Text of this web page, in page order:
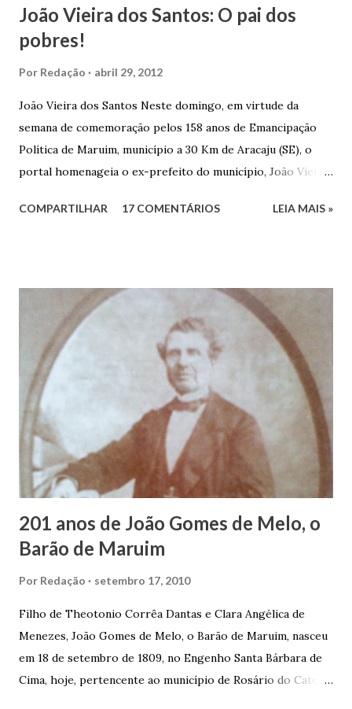
João Vieira dos Santos: O pai dos
pobres!
Por Redação abril 29, 2012
João Vieira dos Santos Neste domingo, em virtude da
semana de comemoração pelos 158 anos de Emancipação
Política de Maruim, município a 30 Km de Aracaju (SE), o
portal homenageia o ex-prefeito do município, João Vieira
Vieira dos Santos e Arlinda Barroso dos Santos, nasceu em
infância pobre, João Vieira não pôde se dedicar aos
estudos, e então passou a colocar o trabalho em primeiro
plano para auxiliar na renda familiar. No comércio foi
garçon, dono de bar, de armarinho e depois de uma
panificação. “Ao contrário de muitos, que renegam suas
raízes e procuram obscurecer seu passado, orgulhava-se
em defender o pão como garçon, tendo incontáveis vezes
que trabalhar copiosamente fora de seu horário normal em
trocas de gorjetas que c...
COMPARTILHAR 17 COMENTÁRIOS LEIA MAIS »
201 anos de João Gomes de Melo, o
Barão de Maruim
Por Redação setembro 17, 2010
Filho de Theotonio Corrêa Dantas e Clara Angélica de
Menezes, João Gomes de Melo, o Barão de Maruim, nasceu
em 18 de setembro de 1809, no Engenho Santa Bárbara de
Cima, hoje, pertencente ao município de Rosário do Catete.